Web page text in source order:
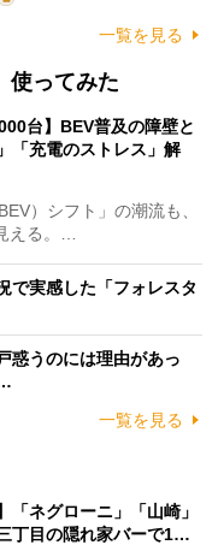
一覧を見る
使ってみた
台】BEV普及の障壁と
「充電のストレス」解
）シフト」の潮流も、
える。…
で実感した「フォレスタ
惑うのには理由があっ
一覧を見る
「ネグローニ」「山崎」
丁目の隠れ家バーで1…